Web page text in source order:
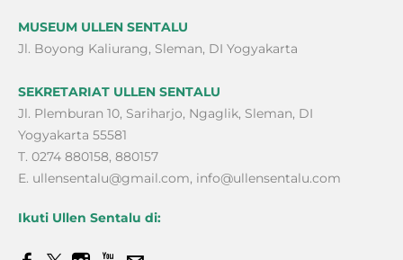
MUSEUM ULLEN SENTALU
Jl. Boyong Kaliurang, Sleman, DI Yogyakarta
SEKRETARIAT ULLEN SENTALU
Jl. Plemburan 10, Sariharjo, Ngaglik, Sleman, DI
Yogyakarta 55581
T. 0274 880158, 880157
E. ullensentalu@gmail.com, info@ullensentalu.com
Ikuti Ullen Sentalu di: